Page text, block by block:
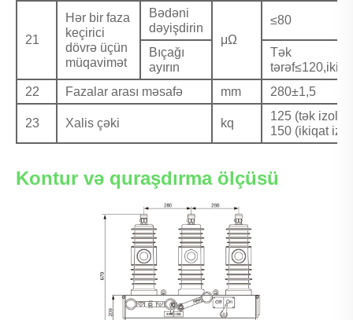
21
Hər bir faza
keçirici
dövrə üçün
müqavimət
Bədəni
dəyişdirin
μΩ
≤80
Bıçağı
ayırın
Tək
22
Fazalar arası məsafə mm 280±1,5
23 Xalis çəki kq
125 (tək
150 (ikiqat
Kontur və quraşdırma ölçüsü